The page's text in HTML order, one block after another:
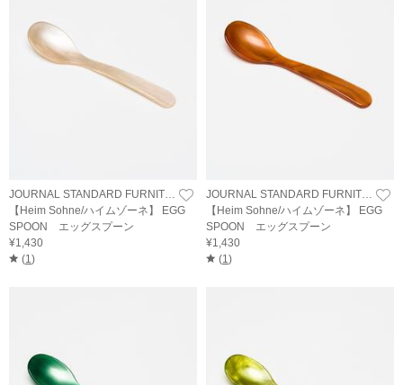
JOURNAL STANDARD FURNITURE
【Heim Sohne/ハイムゾーネ】 EGG
SPOON エッグスプーン
¥1,430
(1)
JOURNAL STANDARD FURNITURE
【Heim Sohne/ハイムゾーネ】 EGG
SPOON エッグスプーン
¥1,430
(1)